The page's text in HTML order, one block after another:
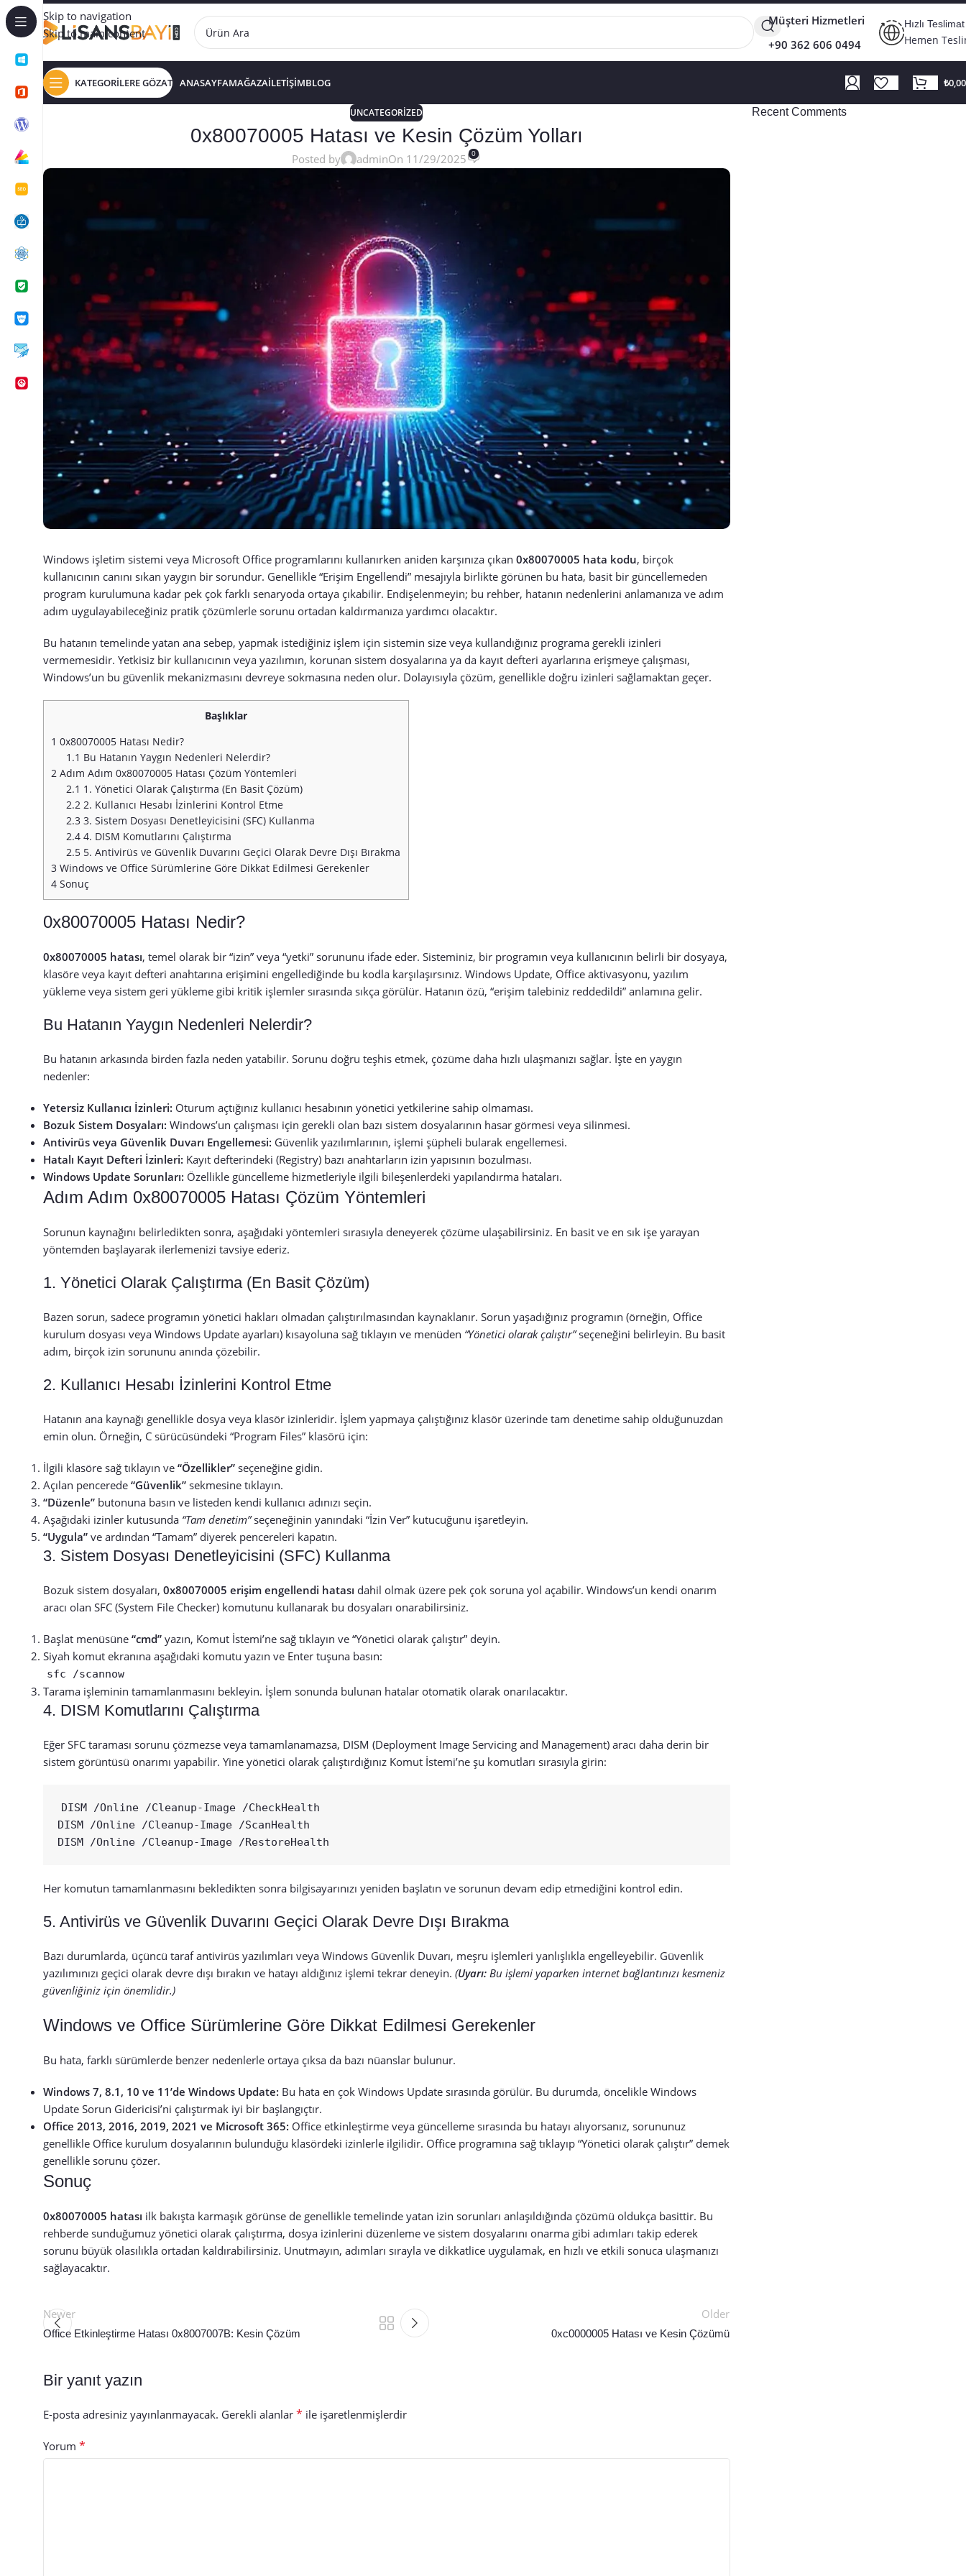
Skip to navigation
Skip to main content
Müşteri Hizmetleri
+90 362 606 0494
Hızlı Teslimat
Hemen
KATEGORİLERE GÖZAT ANASAYFAMAĞAZAİLETİŞİMBLOG ₺0,00
UNCATEGORIZED
0x80070005 Hatası ve Kesin Çözüm Yolları
Posted by adminOn 11/29/2025 0
Windows işletim sistemi veya Microsoft Office programlarını kullanırken aniden karşınıza çıkan 0x80070005 hata kodu, birçok
kullanıcının canını sıkan yaygın bir sorundur. Genellikle “Erişim Engellendi” mesajıyla birlikte görünen bu hata, basit bir güncellemeden
program kurulumuna kadar pek çok farklı senaryoda ortaya çıkabilir. Endişelenmeyin; bu rehber, hatanın nedenlerini anlamanıza ve adım
adım uygulayabileceğiniz pratik çözümlerle sorunu ortadan kaldırmanıza yardımcı olacaktır.
Bu hatanın temelinde yatan ana sebep, yapmak istediğiniz işlem için sistemin size veya kullandığınız programa gerekli izinleri
vermemesidir. Yetkisiz bir kullanıcının veya yazılımın, korunan sistem dosyalarına ya da kayıt defteri ayarlarına erişmeye çalışması,
Windows’un bu güvenlik mekanizmasını devreye sokmasına neden olur. Dolayısıyla çözüm, genellikle doğru izinleri sağlamaktan geçer.
Başlıklar
1 0x80070005 Hatası Nedir?
1.1 Bu Hatanın Yaygın Nedenleri Nelerdir?
2 Adım Adım 0x80070005 Hatası Çözüm Yöntemleri
2.1 1. Yönetici Olarak Çalıştırma (En Basit Çözüm)
2.2 2. Kullanıcı Hesabı İzinlerini Kontrol Etme
2.3 3. Sistem Dosyası Denetleyicisini (SFC) Kullanma
2.4 4. DISM Komutlarını Çalıştırma
2.5 5. Antivirüs ve Güvenlik Duvarını Geçici Olarak Devre Dışı Bırakma
3 Windows ve Office Sürümlerine Göre Dikkat Edilmesi Gerekenler
4 Sonuç
0x80070005 Hatası Nedir?
0x80070005 hatası, temel olarak bir “izin” veya “yetki” sorununu ifade eder. Sisteminiz, bir programın veya kullanıcının belirli bir dosyaya,
klasöre veya kayıt defteri anahtarına erişimini engellediğinde bu kodla karşılaşırsınız. Windows Update, Office aktivasyonu, yazılım
yükleme veya sistem geri yükleme gibi kritik işlemler sırasında sıkça görülür. Hatanın özü, “erişim talebiniz reddedildi” anlamına gelir.
Bu Hatanın Yaygın Nedenleri Nelerdir?
Bu hatanın arkasında birden fazla neden yatabilir. Sorunu doğru teşhis etmek, çözüme daha hızlı ulaşmanızı sağlar. İşte en yaygın
nedenler:
Yetersiz Kullanıcı İzinleri: Oturum açtığınız kullanıcı hesabının yönetici yetkilerine sahip olmaması.
Bozuk Sistem Dosyaları: Windows’un çalışması için gerekli olan bazı sistem dosyalarının hasar görmesi veya silinmesi.
Antivirüs veya Güvenlik Duvarı Engellemesi: Güvenlik yazılımlarının, işlemi şüpheli bularak engellemesi.
Hatalı Kayıt Defteri İzinleri: Kayıt defterindeki (Registry) bazı anahtarların izin yapısının bozulması.
Windows Update Sorunları: Özellikle güncelleme hizmetleriyle ilgili bileşenlerdeki yapılandırma hataları.
Adım Adım 0x80070005 Hatası Çözüm Yöntemleri
Sorunun kaynağını belirledikten sonra, aşağıdaki yöntemleri sırasıyla deneyerek çözüme ulaşabilirsiniz. En basit ve en sık işe yarayan
yöntemden başlayarak ilerlemenizi tavsiye ederiz.
1. Yönetici Olarak Çalıştırma (En Basit Çözüm)
Bazen sorun, sadece programın yönetici hakları olmadan çalıştırılmasından kaynaklanır. Sorun yaşadığınız programın (örneğin, Office
kurulum dosyası veya Windows Update ayarları) kısayoluna sağ tıklayın ve menüden “Yönetici olarak çalıştır”seçeneğini belirleyin. Bu basit
adım, birçok izin sorununu anında çözebilir.
2. Kullanıcı Hesabı İzinlerini Kontrol Etme
Hatanın ana kaynağı genellikle dosya veya klasör izinleridir. İşlem yapmaya çalıştığınız klasör üzerinde tam denetime sahip olduğunuzdan
emin olun. Örneğin, C sürücüsündeki “Program Files” klasörü için:
İlgili klasöre sağ tıklayın ve “Özellikler” seçeneğine gidin.
Açılan pencerede “Güvenlik” sekmesine tıklayın.
“Düzenle” butonuna basın ve listeden kendi kullanıcı adınızı seçin.
Aşağıdaki izinler kutusunda “Tam denetim”seçeneğinin yanındaki “İzin Ver” kutucuğunu işaretleyin.
“Uygula” ve ardından “Tamam” diyerek pencereleri kapatın.
3. Sistem Dosyası Denetleyicisini (SFC) Kullanma
Bozuk sistem dosyaları, 0x80070005 erişim engellendi hatası dahil olmak üzere pek çok soruna yol açabilir. Windows’un kendi onarım
aracı olan SFC (System File Checker) komutunu kullanarak bu dosyaları onarabilirsiniz.
Başlat menüsüne “cmd” yazın, Komut İstemi’ne sağ tıklayın ve “Yönetici olarak çalıştır” deyin.
Siyah komut ekranına aşağıdaki komutu yazın ve Enter tuşuna basın:
sfc /scannow
Tarama işleminin tamamlanmasını bekleyin. İşlem sonunda bulunan hatalar otomatik olarak onarılacaktır.
4. DISM Komutlarını Çalıştırma
Eğer SFC taraması sorunu çözmezse veya tamamlanamazsa, DISM (Deployment Image Servicing and Management) aracı daha derin bir
sistem görüntüsü onarımı yapabilir. Yine yönetici olarak çalıştırdığınız Komut İstemi’ne şu komutları sırasıyla girin:
DISM /Online /Cleanup-Image /CheckHealth
DISM /Online /Cleanup-Image /ScanHealth
Her komutun tamamlanmasını bekledikten sonra bilgisayarınızı yeniden başlatın ve sorunun devam edip etmediğini kontrol edin.
5. Antivirüs ve Güvenlik Duvarını Geçici Olarak Devre Dışı Bırakma
Bazı durumlarda, üçüncü taraf antivirüs yazılımları veya Windows Güvenlik Duvarı, meşru işlemleri yanlışlıkla engelleyebilir. Güvenlik
yazılımınızı geçici olarak devre dışı bırakın ve hatayı aldığınız işlemi tekrar deneyin. (Uyarı: Bu işlemi yaparken internet bağlantınızı kesmeniz
güvenliğiniz için önemlidir.)
Windows ve Office Sürümlerine Göre Dikkat Edilmesi Gerekenler
Bu hata, farklı sürümlerde benzer nedenlerle ortaya çıksa da bazı nüanslar bulunur.
Windows 7, 8.1, 10 ve 11’de Windows Update: Bu hata en çok Windows Update sırasında görülür. Bu durumda, öncelikle Windows
Update Sorun Gidericisi’ni çalıştırmak iyi bir başlangıçtır.
Office 2013, 2016, 2019, 2021 ve Microsoft 365: Office etkinleştirme veya güncelleme sırasında bu hatayı alıyorsanız, sorununuz
genellikle Office kurulum dosyalarının bulunduğu klasördeki izinlerle ilgilidir. Office programına sağ tıklayıp “Yönetici olarak çalıştır” demek
genellikle sorunu çözer.
Sonuç
0x80070005 hatası ilk bakışta karmaşık görünse de genellikle temelinde yatan izin sorunları anlaşıldığında çözümü oldukça basittir. Bu
rehberde sunduğumuz yönetici olarak çalıştırma, dosya izinlerini düzenleme ve sistem dosyalarını onarma gibi adımları takip ederek
sorunu büyük olasılıkla ortadan kaldırabilirsiniz. Unutmayın, adımları sırayla ve dikkatlice uygulamak, en hızlı ve etkili sonuca ulaşmanızı
sağlayacaktır.
Newer
Office Etkinleştirme Hatası 0x8007007B: Kesin Çözüm
Older
0xc0000005 Hatası ve Kesin Çözümü
Bir yanıt yazın
E-posta adresiniz yayınlanmayacak. Gerekli alanlar * ile işaretlenmişlerdir
Yorum *
Recent Comments